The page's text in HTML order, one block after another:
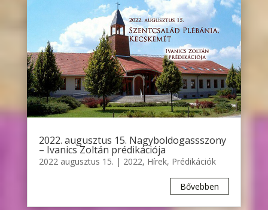
2022. augusztus 15. Nagyboldogassszony
– Ivanics Zoltán prédikációja
2022 augusztus 15. | 2022, Hírek, Prédikációk
Bővebben